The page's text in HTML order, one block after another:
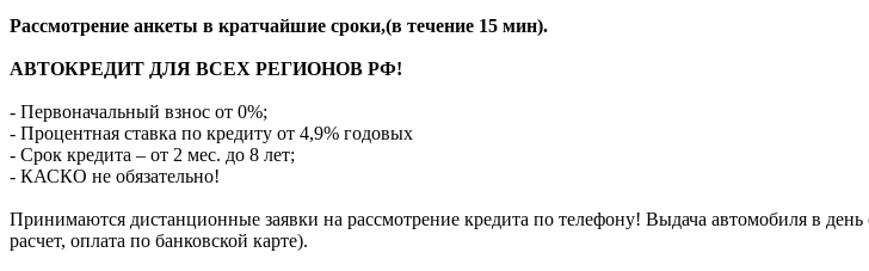
Рассмотрение анкеты в кратчайшие сроки,(в течение 15 мин).
АВТОКРЕДИТ ДЛЯ ВСЕХ РЕГИОНОВ РФ!
- Первоначальный взнос от 0%;
- Процентная ставка по кредиту от 4,9% годовых
- Срок кредита – от 2 мес. до 8 лет;
- КАСКО не обязательно!
Принимаются дистанционные заявки на рассмотрение кредита по телефону! Выдача автомобиля в
расчет, оплата по банковской карте).